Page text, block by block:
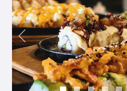
Previous